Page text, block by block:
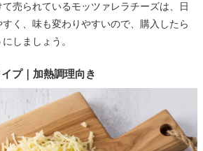
売られているモッツァレラチーズは、日
く、味も変わりやすいので、購入したら
しましょう。
プ｜加熱調理向き